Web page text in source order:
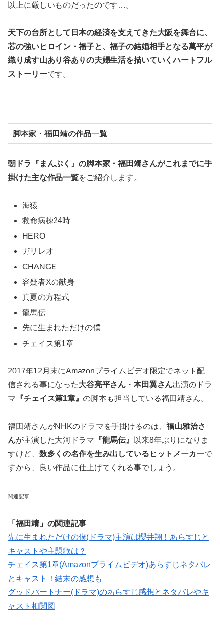
以上に厳しいものだったのです…。
天下の台所として日本の経済を支えてきた大阪を舞台に、
芯の強いヒロイン・福子と、福子の結婚相手となる萬平が
織り成す山あり谷ありの夫婦生活を描いていくハートフル
ストーリーです。
脚本家・福田靖の作品一覧
朝ドラ『まんぷく』の脚本家・福田靖さんがこれまでに手
掛けた主な作品一覧をご紹介します。
海猿
救命病棟24時
HERO
ガリレオ
CHANGE
容疑者Xの献身
真夏の方程式
龍馬伝
先に生まれただけの僕
チェイス第1章
2017年12月末にAmazonプライムビデオ限定でネット配
信される事になった大谷亮平さん ・ 本田翼さん出演のドラ
マ 『チェイス第1章』 の脚本も担当している福田靖さん。
福田靖さんがNHKのドラマを手掛けるのは、 福山雅治さ
んが主演した大河ドラマ 『龍馬伝』
以来8年ぶりになりま
すけど、 数多くの名作を生み出しているヒットメーカーで
すから、良い作品に仕上げてくれる事でしょう。
関連記事
「福田靖」の関連記事
先に生まれただけの僕(ドラマ)主演は櫻井翔！あらすじと
キャストや主題歌は？
チェイス第1章(Amazonプライムビデオ)あらすじネタバレ
とキャスト！結末の感想も
グッドパートナー(ドラマ)のあらすじ感想とネタバレやキ
ャスト相関図